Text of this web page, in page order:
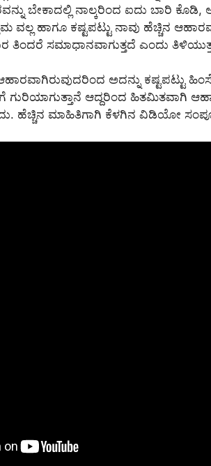
ಬೇಕಾದಲ್ಲಿ ನಾಲ್ಕರಿಂದ ಐದು ಬಾರಿ
ವಲ್ಲ ಹಾಗೂ ಕಷ್ಟಪಟ್ಟು ನಾವು ಹೆಚ್ಚಿನ
ತಿಂದರೆ ಸಮಾಧಾನವಾಗುತ್ತದೆ ಎಂದು
ಅದನ್ನು ಕಷ್ಟಪಟ್ಟು
ಗುರಿಯಾಗುತ್ತಾನೆ ಆದ್ದರಿಂದ ಹಿತಮಿತವಾಗಿ
ಹೆಚ್ಚಿನ ಮಾಹಿತಿಗಾಗಿ ಕೆಳಗಿನ ವಿಡಿಯೋ